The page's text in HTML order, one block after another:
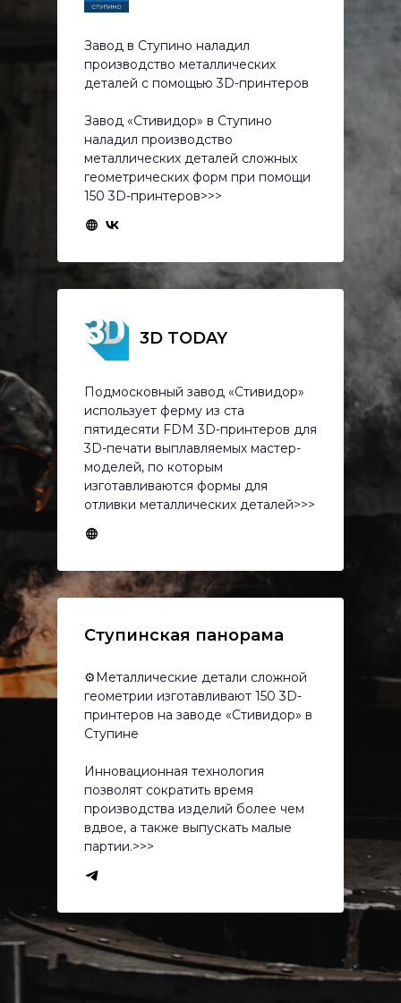
Завод в Ступино наладил
производство металлических
деталей с помощью 3D-принтеров
Завод «Стивидор» в Ступино
наладил производство
металлических деталей сложных
геометрических форм при помощи
150 3D-принтеров>>>
3D TODAY
Подмосковный завод «Стивидор»
использует ферму из ста
пятидесяти FDM 3D-принтеров для
3D-печати выплавляемых мастер-
моделей, по которым
изготавливаются формы для
отливки металлических деталей>>>
Ступинская панорама
⚙️Металлические детали сложной
геометрии изготавливают 150 3D-
принтеров на заводе «Стивидор» в
Ступине
Инновационная технология
позволят сократить время
производства изделий более чем
вдвое, а также выпускать малые
партии.>>>